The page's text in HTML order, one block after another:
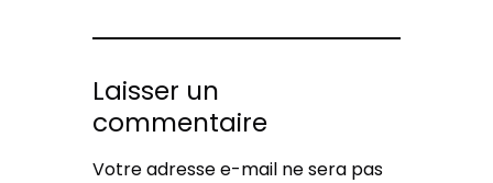
Laisser un
commentaire
Votre adresse e-mail ne sera pas